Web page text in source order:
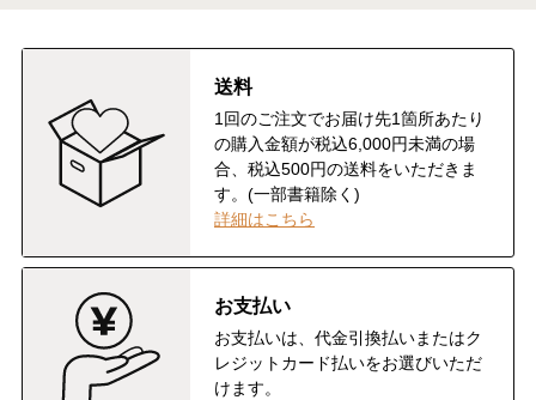
送料
1回のご注文でお届け先1箇所あたり
の購入金額が税込6,000円未満の場
合、税込500円の送料をいただきま
す。(一部書籍除く)
詳細はこちら
お支払い
お支払いは、代金引換払いまたはク
レジットカード払いをお選びいただ
けます。